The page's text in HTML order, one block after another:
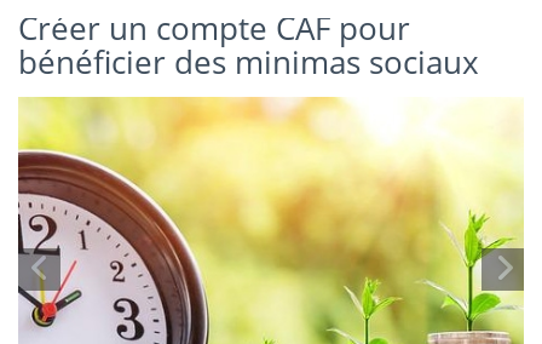
Créer un compte CAF pour
bénéficier des minimas sociaux